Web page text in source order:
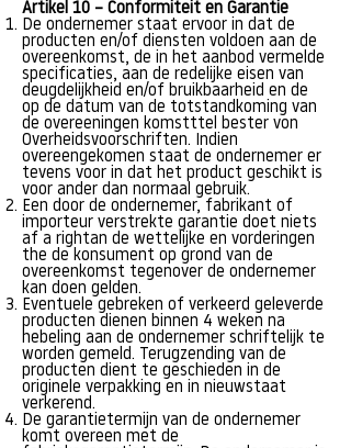
Artikel 10 – Conformiteit en Garantie
De ondernemer staat ervoor in dat de
producten en/of diensten voldoen aan de
overeenkomst, de in het aanbod vermelde
specificaties, aan de redelijke eisen van
deugdelijkheid en/of bruikbaarheid en de
op de datum van de totstandkoming van
de overeeningen komstttel bester von
Overheidsvoorschriften. Indien
overeengekomen staat de ondernemer er
tevens voor in dat het product geschikt is
voor ander dan normaal gebruik.
Een door de ondernemer, fabrikant of
importeur verstrekte garantie doet niets
af a rightan de wettelijke en vorderingen
the de konsument op grond van de
overeenkomst tegenover de ondernemer
kan doen gelden.
Eventuele gebreken of verkeerd geleverde
producten dienen binnen 4 weken na
hebeling aan de ondernemer schriftelijk te
worden gemeld. Terugzending van de
producten dient te geschieden in de
originele verpakking en in nieuwstaat
verkerend.
De garantietermijn van de ondernemer
komt overeen met de